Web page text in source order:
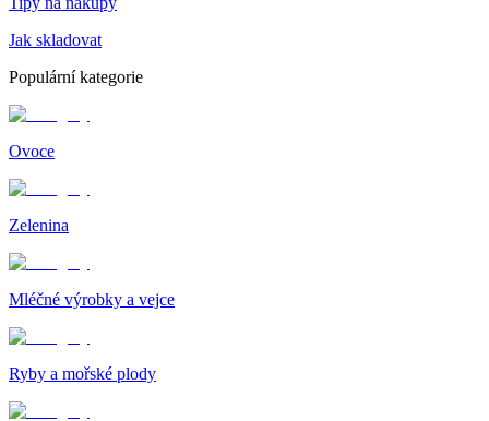
Jak skladovat
Populární kategorie
Ovoce
Zelenina
Mléčné výrobky a vejce
Ryby a mořské plody